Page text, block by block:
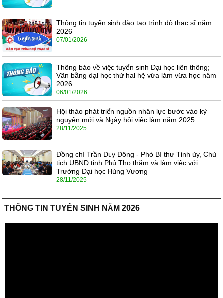
Thông tin tuyển sinh đào tạo trình độ thạc sĩ năm
2026
07/01/2026
Thông báo về việc tuyển sinh Đại học liên thông;
Văn bằng đại học thứ hai hệ vừa làm vừa học năm
2026
06/01/2026
Hội thảo phát triển nguồn nhân lực bước vào kỷ
nguyên mới và Ngày hội việc làm năm 2025
28/11/2025
Đồng chí Trần Duy Đông - Phó Bí thư Tỉnh ủy, Chủ
tịch UBND tỉnh Phú Thọ thăm và làm việc với
Trường Đại học Hùng Vương
28/11/2025
THÔNG TIN TUYỂN SINH NĂM 2026